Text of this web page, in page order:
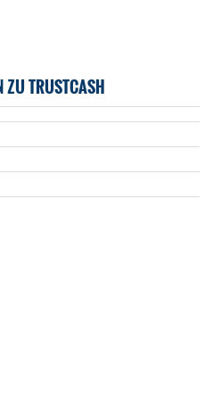
ZU TRUSTCASH